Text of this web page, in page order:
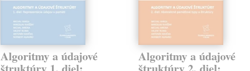
Algoritmy a údajové Algoritmy a údajové